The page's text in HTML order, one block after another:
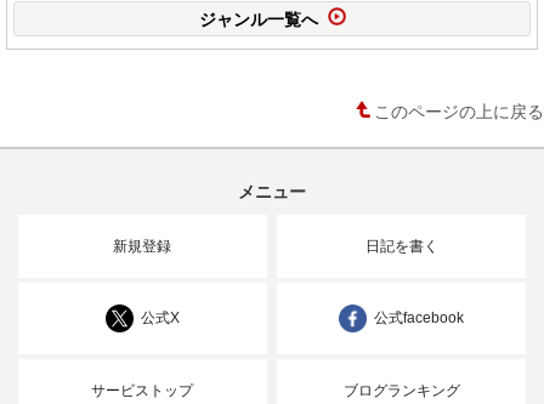
ジャンル一覧へ
このページの上に戻る
メニュー
新規登録 日記を書く
公式X 公式facebook
サービストップ ブログランキング